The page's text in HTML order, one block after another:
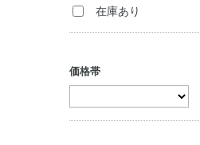
クリーム
ジェル・美容液
在庫あり
価格帯